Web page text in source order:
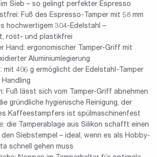
Sieb – so gelingt perfekter Espresso
Fuß des Espresso-Tamper mit 58 mm
hochwertigem 304-Edelstahl –
rost- und plastikfrei
Hand: ergonomischer Tamper-Griff mit
Aluminiumlegierung
mit 406 g ermöglicht der Edelstahl-Tamper
Handling
Fuß lässt sich vom Tamper-Griff abnehmen
gründliche hygienische Reinigung, der
Kaffeestampfers ist spülmaschinenfest
die Tamperablage aus Silikon schafft einen
Siebstempel – ideal, wenn es als Hobby-
schnell gehen muss